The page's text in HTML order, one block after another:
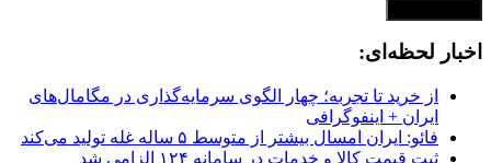
اخبار لحظه‌ای:
از خرید تا تجربه؛ چهار الگوی سرمایه‌گذاری در مگامال‌های
ایران + اینفوگرافی
فائو: ایران امسال بیشتر از متوسط ۵ ساله غله تولید می‌کند
ثبت قیمت کالا و خدمات در سامانه ۱۲۴ الزامی شد